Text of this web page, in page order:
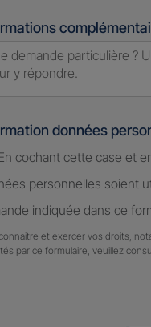
données
cochant cette case et
personnelles soient
indiquée dans ce
et exercer vos droits,
par ce formulaire, veuillez